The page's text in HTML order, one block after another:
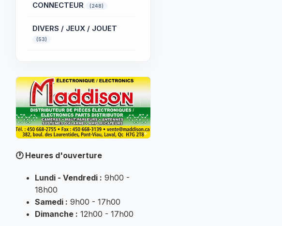
CONNECTEUR (248)
DIVERS / JEUX / JOUET
(53)
ÉLECTRIQUE (52)
Électronique (32)
FER A SOUDER
MUSIQUE
Non classé (7007)
🕐Heures d'ouverture
Lundi - Vendredi : 9h00 -
18h00
Samedi : 9h00 - 17h00
Dimanche : 12h00 - 17h00